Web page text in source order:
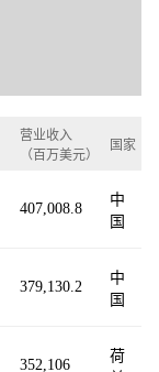
营业收入
（百万美元）
国家
407,008.8
中
国
379,130.2
中
国
352,106
荷